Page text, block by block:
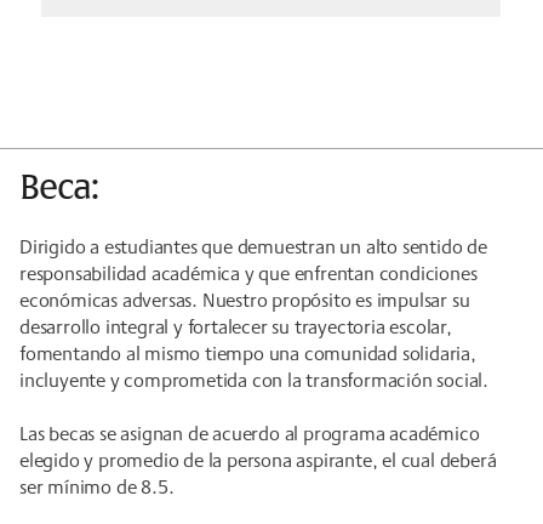
Beca:
Dirigido a estudiantes que demuestran un alto sentido de
responsabilidad académica y que enfrentan condiciones
económicas adversas. Nuestro propósito es impulsar su
desarrollo integral y fortalecer su trayectoria escolar,
fomentando al mismo tiempo una comunidad solidaria,
incluyente y comprometida con la transformación social.
Las becas se asignan de acuerdo al programa académico
elegido y promedio de la persona aspirante, el cual deberá
ser mínimo de 8.5.